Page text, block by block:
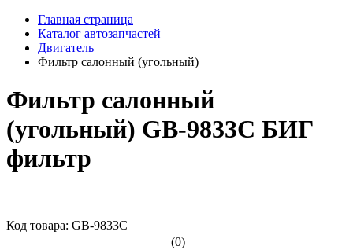
Главная страница
Каталог автозапчастей
Двигатель
Фильтр салонный (угольный)
Фильтр салонный
(угольный) GB-9833C БИГ
фильтр
Код товара: GB-9833C
(0)